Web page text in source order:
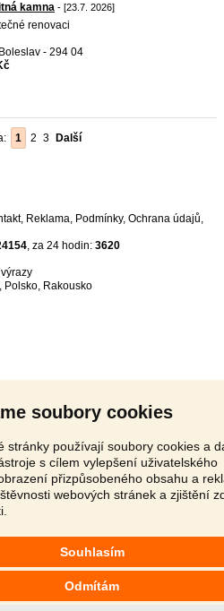
soubory cookies
stránky používají soubory cookies a
s cílem vylepšení uživatelského
přizpůsobeného obsahu a
webových stránek a zjištění
Souhlasím
Odmítám
kamna - [23.7. 2026]
renovaci
- 294 04
1 2 3 Další
, Reklama, Podmínky, Ochrana údajů,
, za 24 hodin: 3620
, Polsko, Rakousko